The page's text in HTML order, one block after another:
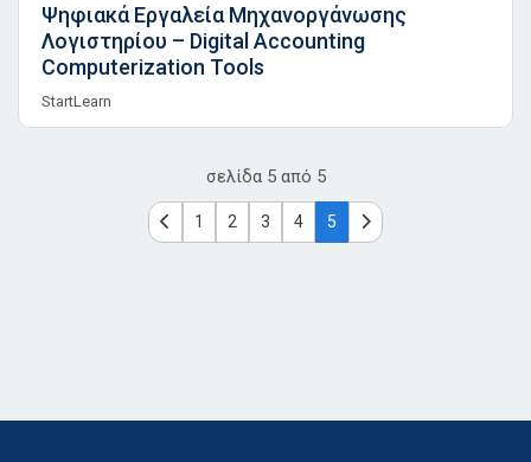
Ψηφιακά Εργαλεία Μηχανοργάνωσης
Λογιστηρίου – Digital Accounting
Computerization Tools
StartLearn
σελίδα 5 από 5
1 2 3 4 5